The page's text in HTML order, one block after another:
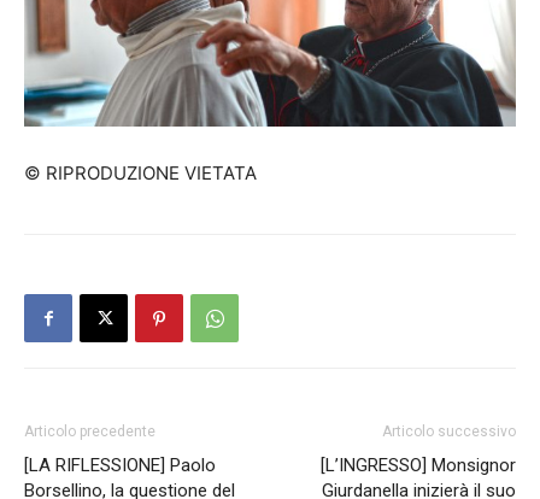
© RIPRODUZIONE VIETATA
Articolo precedente
[LA RIFLESSIONE] Paolo
Borsellino, la questione del
Articolo successivo
[L’INGRESSO] Monsignor
Giurdanella inizierà il suo